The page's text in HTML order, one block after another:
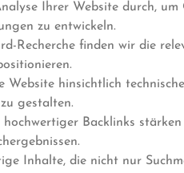
Ihrer Website durch,
zu entwickeln.
Recherche finden wir die
Website hinsichtlich
gestalten.
hochwertiger Backlinks
Inhalte, die nicht nur